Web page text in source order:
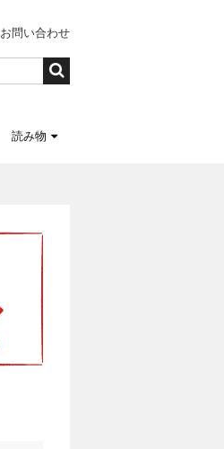
お問い合わせ
読み物